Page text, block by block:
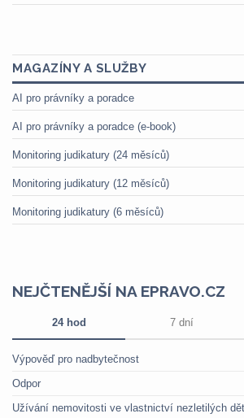
MAGAZÍNY A SLUŽBY
AI pro právníky a poradce
AI pro právníky a poradce (e-book)
Monitoring judikatury (24 měsíců)
Monitoring judikatury (12 měsíců)
Monitoring judikatury (6 měsíců)
NEJČTENĚJŠÍ NA EPRAVO.CZ
24 hod 7 dní
Výpověď pro nadbytečnost
Odpor
Užívání nemovitosti ve vlastnictví nezletilých